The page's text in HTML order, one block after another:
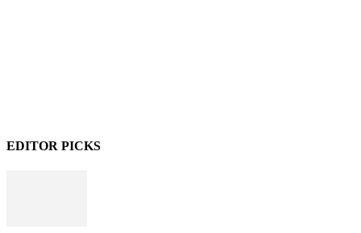
EDITOR PICKS